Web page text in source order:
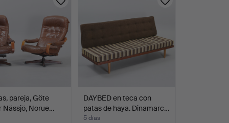
pareja, Göte
Nässjö, Norue…
DAYBED en teca con
patas de haya. Dinamarc…
5 días